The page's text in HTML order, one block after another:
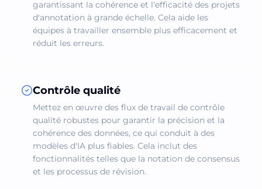
garantissant la cohérence et l'efficacité des projets
d'annotation à grande échelle. Cela aide les
équipes à travailler ensemble plus efficacement et
réduit les erreurs.
Contrôle qualité
Mettez en œuvre des flux de travail de contrôle
qualité robustes pour garantir la précision et la
cohérence des données, ce qui conduit à des
modèles d'IA plus fiables. Cela inclut des
fonctionnalités telles que la notation de consensus
et les processus de révision.